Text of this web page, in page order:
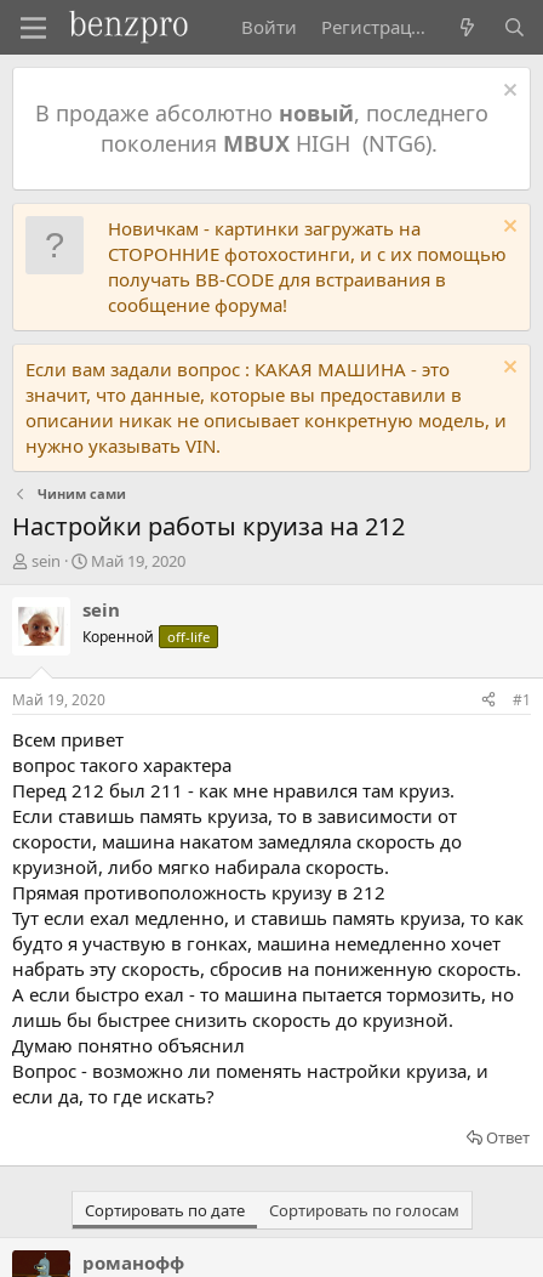
Войти Регистрация
В продаже абсолютно новый, последнего
поколения MBUXHIGH (NTG6).
Новичкам - картинки загружать на
СТОРОННИЕ фотохостинги, и с их помощью
получать BB-CODE для встраивания в
сообщение форума!
Если вам задали вопрос : КАКАЯ МАШИНА - это
значит, что данные, которые вы предоставили в
описании никак не описывает конкретную модель, и
нужно указывать VIN.
Чиним сами
Настройки работы круиза на 212
А
о
р
т
е
м
ы
sein
Д
т
н
ч
а
л
Май 19, 2020
sein
Коренной off-life
Май 19, 2020 #1
Всем привет
вопрос такого характера
Перед 212 был 211 - как мне нравился там круиз.
Если ставишь память круиза, то в зависимости от
скорости, машина накатом замедляла скорость до
круизной, либо мягко набирала скорость.
Прямая противоположность круизу в 212
Тут если ехал медленно, и ставишь память круиза, то как
будто я участвую в гонках, машина немедленно хочет
набрать эту скорость, сбросив на пониженную скорость.
А если быстро ехал - то машина пытается тормозить, но
лишь бы быстрее снизить скорость до круизной.
Думаю понятно объяснил
Вопрос - возможно ли поменять настройки круиза, и
если да, то где искать?
Ответ
Сортировать по дате Сортировать по голосам
романофф